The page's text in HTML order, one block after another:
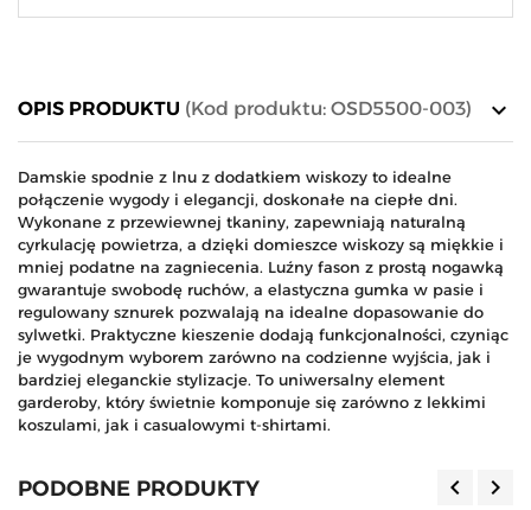
keyboard_arrow_down
OPIS PRODUKTU (Kod produktu: OSD5500-003)
Damskie spodnie z lnu z dodatkiem wiskozy to idealne
połączenie wygody i elegancji, doskonałe na ciepłe dni.
Wykonane z przewiewnej tkaniny, zapewniają naturalną
cyrkulację powietrza, a dzięki domieszce wiskozy są miękkie i
mniej podatne na zagniecenia. Luźny fason z prostą nogawką
gwarantuje swobodę ruchów, a elastyczna gumka w pasie i
regulowany sznurek pozwalają na idealne dopasowanie do
sylwetki. Praktyczne kieszenie dodają funkcjonalności, czyniąc
je wygodnym wyborem zarówno na codzienne wyjścia, jak i
bardziej eleganckie stylizacje. To uniwersalny element
garderoby, który świetnie komponuje się zarówno z lekkimi
koszulami, jak i casualowymi t-shirtami.
PODOBNE PRODUKTY keyboard_arrow_left keyboard_arrow_right